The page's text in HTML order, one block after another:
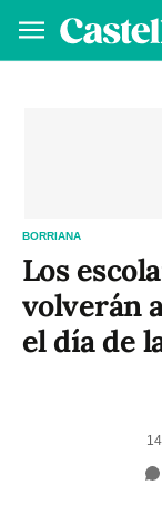
BORRIANA
Los
volverán
el día de